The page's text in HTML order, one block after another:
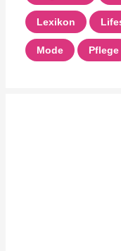
Lexikon
Mode Pflege